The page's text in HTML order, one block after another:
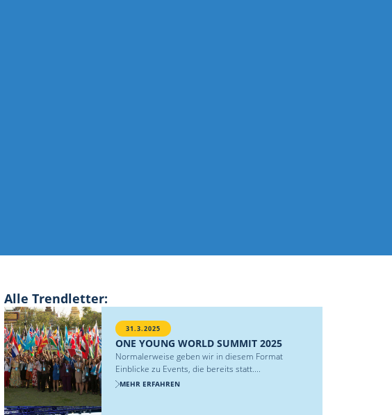
Alle Trendletter:
31.3.2025
ONE YOUNG WORLD SUMMIT 2025
Normalerweise geben wir in diesem Format
Einblicke zu Events, die bereits statt....
MEHR ERFAHREN